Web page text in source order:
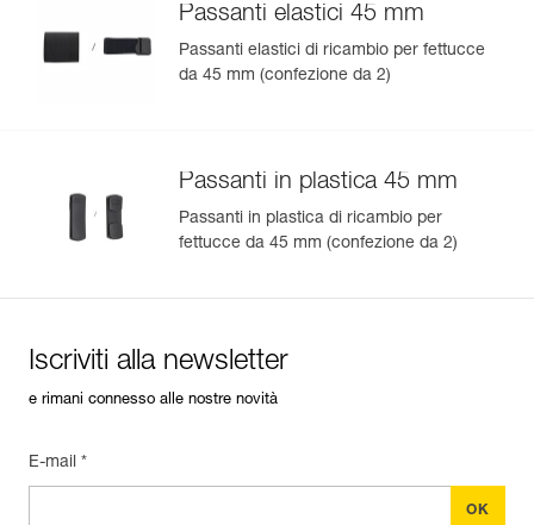
Passanti elastici 45 mm
Passanti elastici di ricambio per fettucce
da 45 mm (confezione da 2)
Passanti in plastica 45 mm
Passanti in plastica di ricambio per
fettucce da 45 mm (confezione da 2)
Iscriviti alla newsletter
e rimani connesso alle nostre novità
E-mail *